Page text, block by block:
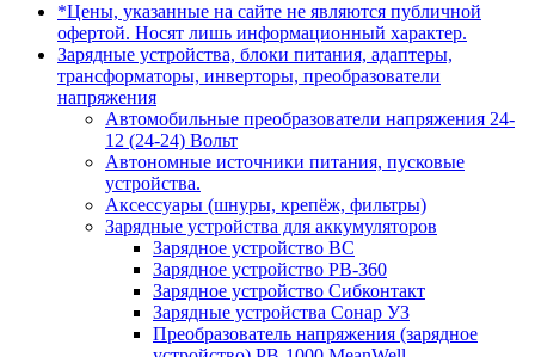
*Цены, указанные на сайте не являются публичной
офертой. Носят лишь информационный характер.
Зарядные устройства, блоки питания, адаптеры,
трансформаторы, инверторы, преобразователи
напряжения
Автомобильные преобразователи напряжения 24-
12 (24-24) Вольт
Автономные источники питания, пусковые
устройства.
Аксессуары (шнуры, крепёж, фильтры)
Зарядные устройства для аккумуляторов
Зарядное устройство BC
Зарядное устройство PB-360
Зарядное устройство Сибконтакт
Зарядные устройства Сонар УЗ
Преобразователь напряжения (зарядное